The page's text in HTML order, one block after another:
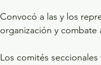
Convocó a las y los
organización y combate
Los comités